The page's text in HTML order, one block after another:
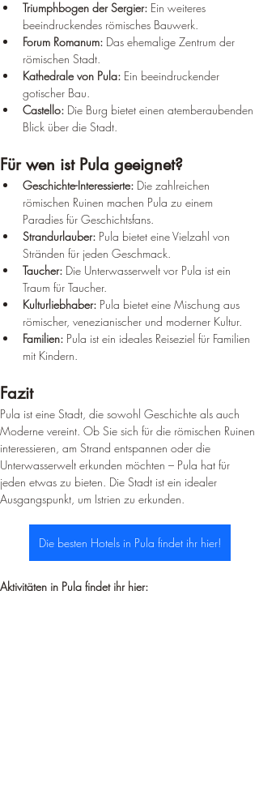
Triumphbogen der Sergier: Ein weiteres
beeindruckendes römisches Bauwerk.
Forum Romanum: Das ehemalige Zentrum der
römischen Stadt.
Kathedrale von Pula: Ein beeindruckender
gotischer Bau.
Castello: Die Burg bietet einen atemberaubenden
Blick über die Stadt.
Für wen ist Pula geeignet?
Geschichte-Interessierte: Die zahlreichen
römischen Ruinen machen Pula zu einem
Paradies für Geschichtsfans.
Strandurlauber: Pula bietet eine Vielzahl von
Stränden für jeden Geschmack.
Taucher: Die Unterwasserwelt vor Pula ist ein
Traum für Taucher.
Kulturliebhaber: Pula bietet eine Mischung aus
römischer, venezianischer und moderner Kultur.
Familien: Pula ist ein ideales Reiseziel für Familien
mit Kindern.
Fazit
Pula ist eine Stadt, die sowohl Geschichte als auch
Moderne vereint. Ob Sie sich für die römischen Ruinen
interessieren, am Strand entspannen oder die
Unterwasserwelt erkunden möchten – Pula hat für
jeden etwas zu bieten. Die Stadt ist ein idealer
Ausgangspunkt, um Istrien zu erkunden.
Die besten Hotels in Pula findet ihr hier!
Aktivitäten in Pula findet ihr hier: